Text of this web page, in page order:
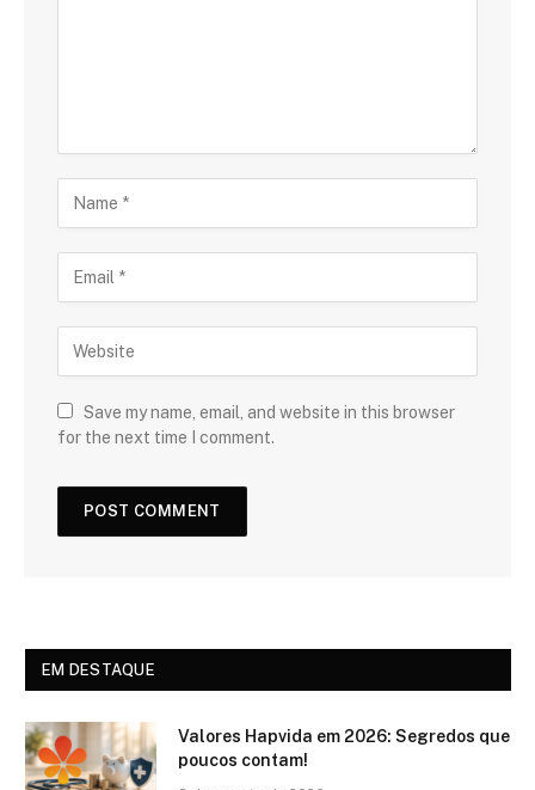
Save my name, email, and website in this browser
for the next time I comment.
EM DESTAQUE
Valores Hapvida em 2026: Segredos que
poucos contam!